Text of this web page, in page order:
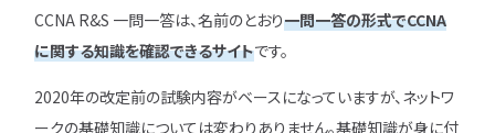
CCNA R&S 一問一答は、名前のとおり一問一答の形式でCCNA
に関する知識を確認できるサイトです。
2020年の改定前の試験内容がベースになっていますが、ネットワ
ークの基礎知識については変わりありません。基礎知識が身に付